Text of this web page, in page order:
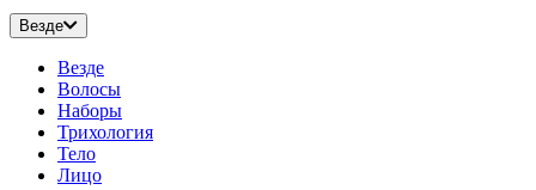
Везде
Везде
Волосы
Наборы
Трихология
Тело
Лицо